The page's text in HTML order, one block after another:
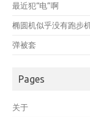
最近犯“电”啊
椭圆机似乎没有跑步
弹被套
Pages
关于